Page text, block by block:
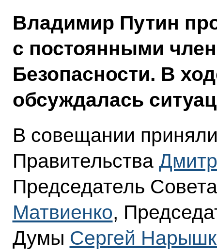
Владимир Путин
с постоянными
Безопасности. В
обсуждалась
В совещании
Правительства
Председатель
Матвиенко,
Думы Сергей